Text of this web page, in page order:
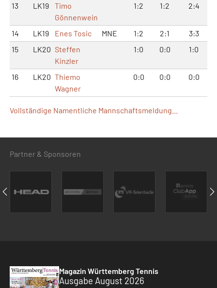
13 LK19
Timo
Gönnenwein
1:2 1:2 2:4
14 LK19 Enes Tosic MNE 1:2 2:1
3:3
15
LK20 Steffen
Kinzler
1:0 0:0 1:0
16 LK20 Thiemo
Wagner
0:0 0:0 0:0
Vollständige Namentliche Mannschaftsmeldung...
Partner & Sponsoren
Magazin Württemberg Tennis
Ausgabe August 2026